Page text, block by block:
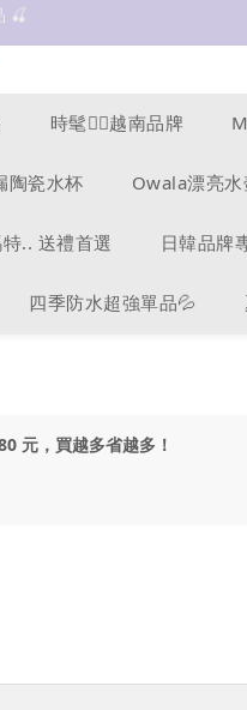
$299🧊🧊
🍒
點我看全部
時髦❤️‍🔥越南品牌
陶瓷水杯 Owala漂亮水
.. 送禮首選 日韓品牌
四季防水超強單品💦
元，買越多省越多！